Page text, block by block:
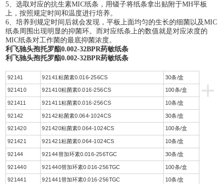
5、选取对应的抗生素MIC纸条，用镊子将纸条拿出贴附于MH平板
上，按照规定时间和温度进行培养。
6、培养到规定时间后就会发现，平板上面均匀的生长的细菌以及MIC
纸条周围出现明显的抑菌环。而对应纸条上的数值就是对应浓度的
MIC纸条对工作菌的最底抑菌浓度。
利飞驰头孢托罗酯0.002-32BPR药敏纸条
利飞驰头孢托罗酯0.002-32BPR药敏纸条
+
92141 92141粘菌素0.016-256CS 30条/盒
921410 921410粘菌素0.016-256CS 100条/盒
921411 921411粘菌素0.016-256CS
10条/盒
92142
92142粘菌素0.064-1024CS 30条/盒
921420 921420粘菌素0.064-1024CS 100条/盒
921421 921421粘菌素0.064-1024CS
10条/盒
92144
92144替加环素0.016-256TGC 30条/盒
921440 921440替加环素0.016-256TGC 100条/盒
921441 921441替加环素0.016-256TGC
10条/盒